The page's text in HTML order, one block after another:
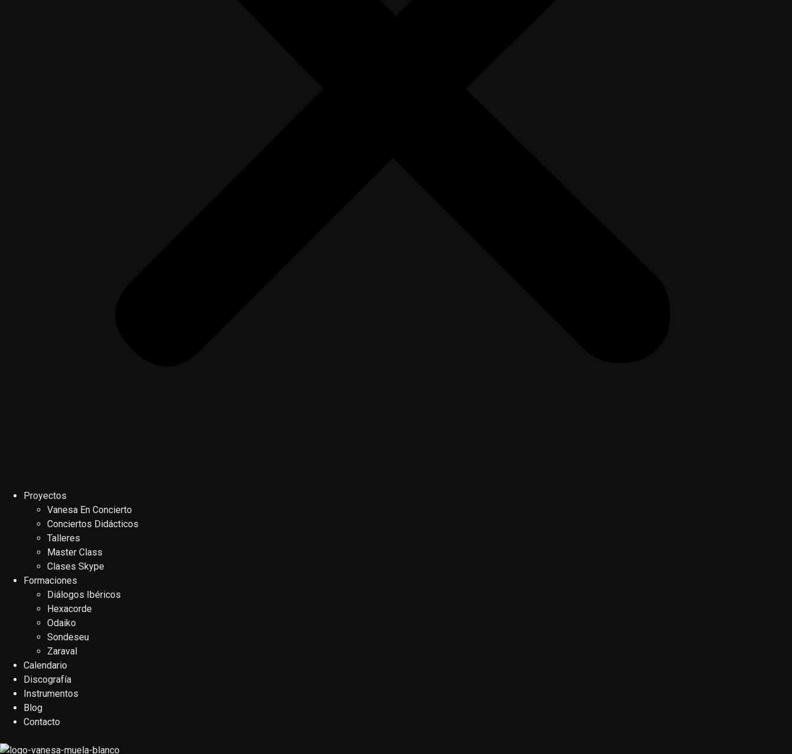
Proyectos
Vanesa En Concierto
Conciertos Didácticos
Talleres
Master Class
Clases Skype
Formaciones
Diálogos Ibéricos
Hexacorde
Odaiko
Sondeseu
Zaraval
Calendario
Discografía
Instrumentos
Blog
Contacto